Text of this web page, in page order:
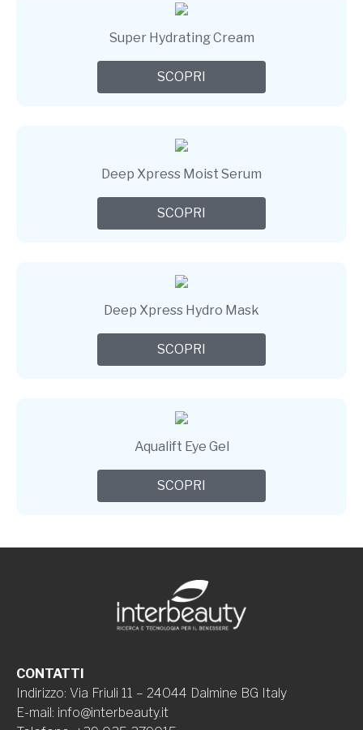
Super Hydrating Cream
SCOPRI
Deep Xpress Moist Serum
SCOPRI
Deep Xpress Hydro Mask
SCOPRI
Aqualift Eye Gel
SCOPRI
CONTATTI
Indirizzo: Via Friuli 11 – 24044 Dalmine BG Italy
E-mail: info@interbeauty.it